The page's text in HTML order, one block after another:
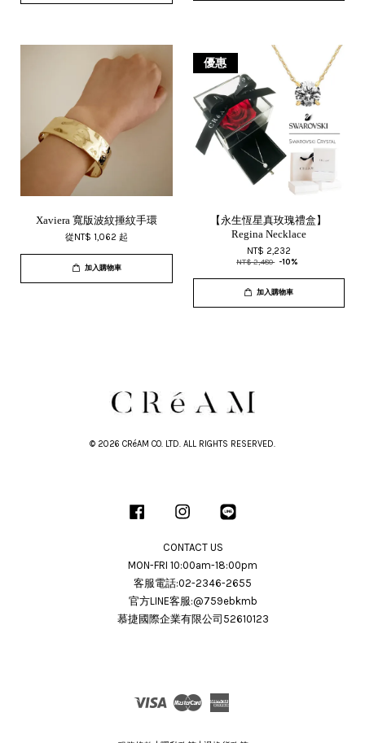
Xaviera 寬版波紋捶紋手環
從NT$ 1,062 起
加入購物車
優惠
【永生恆星真玫瑰禮盒】
Regina Necklace
NT$ 2,232
NT$ 2,480 -10%
加入購物車
© 2026 CRéAM CO. LTD. ALL RIGHTS RESERVED.
Facebook Instagram
CONTACT US
MON-FRI 10:00am-18:00pm
客服電話:02-2346-2655
官方LINE客服:@759ebkmb
慕捷國際企業有限公司52610123
Visa Master